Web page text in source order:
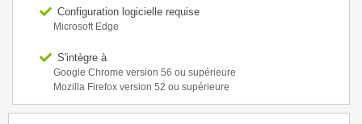
Configuration logicielle requise
Microsoft Edge
S'intègre à
Google Chrome version 56 ou supérieure
Mozilla Firefox version 52 ou supérieure